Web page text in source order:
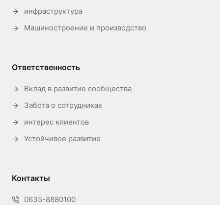
инфраструктура
Машиностроение и производство
Ответственность
Вклад в развитие сообщества
Забота о сотрудниках
интерес клиентов
Устойчивое развитие
Контакты
0635-8880100